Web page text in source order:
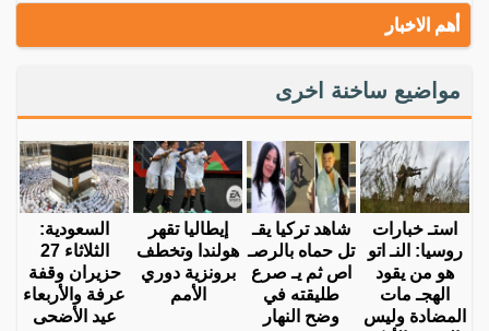
أهم الاخبار
مواضيع ساخنة اخرى
استـ خبارات
روسيا: النـ اتو
هو من يقود
الهجـ مات
المضادة وليس
شاهد تركيا يقـ
تل حماه بالرصـ
اص ثم يـ صرع
طليقته في
وضح النهار
إيطاليا تقهر
هولندا وتخطف
برونزية دوري
الأمم
السعودية:
الثلاثاء 27
حزيران وقفة
عرفة والأربعاء
عيد الأضحى